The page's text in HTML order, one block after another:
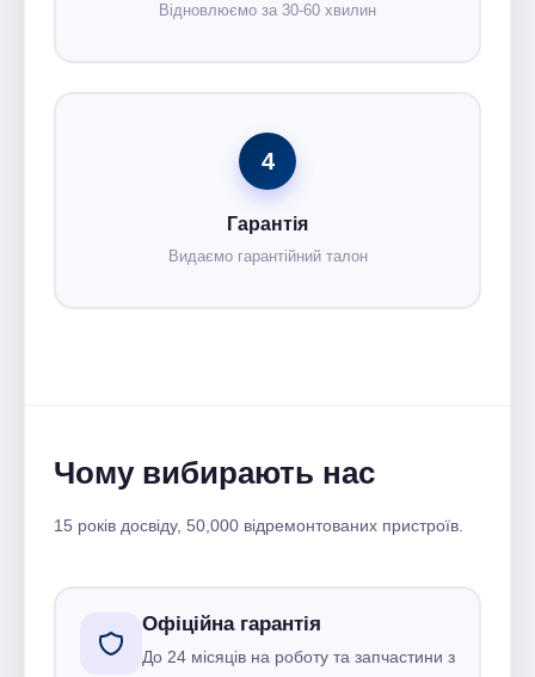
Відновлюємо за 30-60 хвилин
4
Гарантія
Видаємо гарантійний талон
Чому вибирають нас
15 років досвіду, 50,000 відремонтованих пристроїв.
Офіційна гарантія
До 24 місяців на роботу та запчастини з